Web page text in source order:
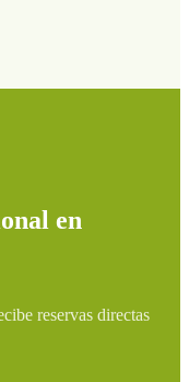
en
reservas directas